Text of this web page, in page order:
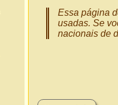
Essa página
usadas. Se
nacionais de